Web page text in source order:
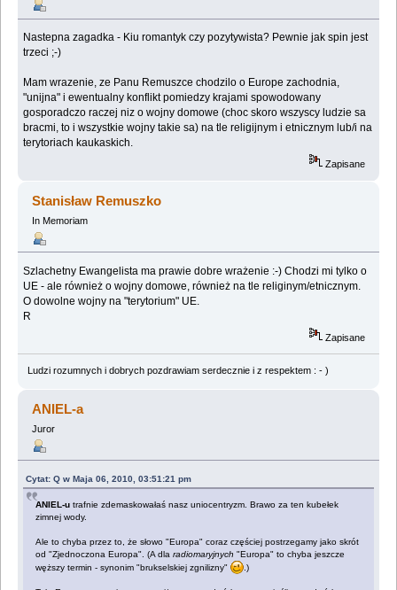
Nastepna zagadka - Kiu romantyk czy pozytywista? Pewnie jak spin jest
trzeci ;-)
Mam wrazenie, ze Panu Remuszce chodzilo o Europe zachodnia,
"unijna" i ewentualny konflikt pomiedzy krajami spowodowany
gosporadczo raczej niz o wojny domowe (choc skoro wszyscy ludzie sa
bracmi, to i wszystkie wojny takie sa) na tle religijnym i etnicznym lub/i na
terytoriach kaukaskich.
Zapisane
Stanisław Remuszko
In Memoriam
Szlachetny Ewangelista ma prawie dobre wrażenie :-) Chodzi mi tylko o
UE - ale również o wojny domowe, również na tle religinym/etnicznym.
O dowolne wojny na "terytorium" UE.
R
Zapisane
Ludzi rozumnych i dobrych pozdrawiam serdecznie i z respektem : - )
ANIEL-a
Juror
Cytat: Q w Maja 06, 2010, 03:51:21 pm
ANIEL-u trafnie zdemaskowałaś nasz uniocentryzm. Brawo za ten kubełek
zimnej wody.
Ale to chyba przez to, że słowo "Europa" coraz częściej postrzegamy jako skrót
od "Zjednoczona Europa". (A dlaradiomaryjnych "Europa" to chyba jeszcze
węższy termin - synonim "brukselskiej zgnilizny"
.)